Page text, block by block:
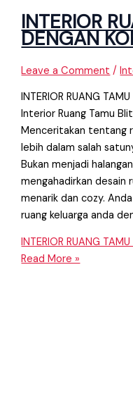
INTERIOR
DENGAN
Leave a Comment /
INTERIOR RUANG
Interior Ruang Tamu
Menceritakan tentang
lebih dalam salah
Bukan menjadi
mengahadirkan desain
menarik dan cozy.
ruang keluarga anda
INTERIOR RUANG
Read More »